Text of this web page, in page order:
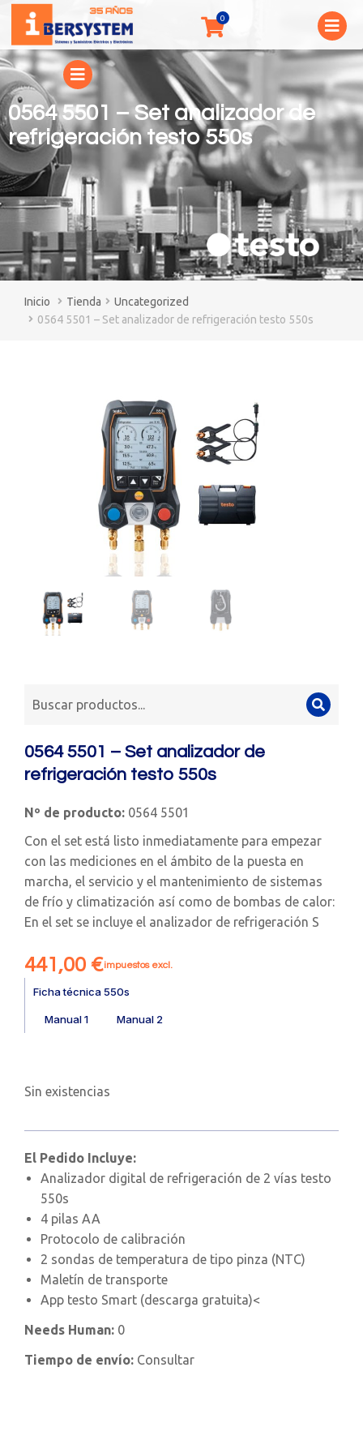
0564 5501 – Set analizador de
refrigeración testo 550s
You are here:
Tienda
Uncategorized
0564 5501 – Set analizador de refrigeración testo 550s
0564 5501 – Set analizador de
refrigeración testo 550s
Nº de producto: 0564 5501
Con el set está listo inmediatamente para empezar
con las mediciones en el ámbito de la puesta en
marcha, el servicio y el mantenimiento de sistemas
de frío y climatización así como de bombas de calor:
En el set se incluye el analizador de refrigeración S
441,00 €impuestos excl.
Ficha técnica 550s
Manual 1 Manual 2
Sin existencias
El Pedido Incluye:
Analizador digital de refrigeración de 2 vías testo
550s
4 pilas AA
Protocolo de calibración
2 sondas de temperatura de tipo pinza (NTC)
Maletín de transporte
App testo Smart (descarga gratuita)<
Needs Human: 0
Tiempo de envío: Consultar